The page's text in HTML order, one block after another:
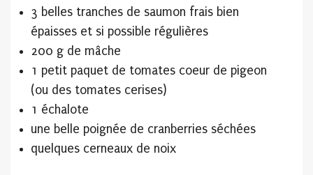
3 belles tranches de saumon frais bien
épaisses et si possible régulières
200 g de mâche
1 petit paquet de tomates coeur de pigeon
(ou des tomates cerises)
1 échalote
une belle poignée de cranberries séchées
quelques cerneaux de noix